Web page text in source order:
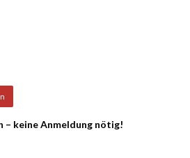
– keine Anmeldung nötig!